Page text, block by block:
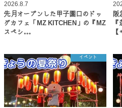
2026.8.7
先月オープンした甲子園口のドッ
グカフェ「MZ KITCHEN」の『MZ
スペシ…
阪
イベント